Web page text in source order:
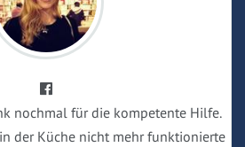
nochmal für die kompetente Hilfe.
der Küche nicht mehr funktionierte